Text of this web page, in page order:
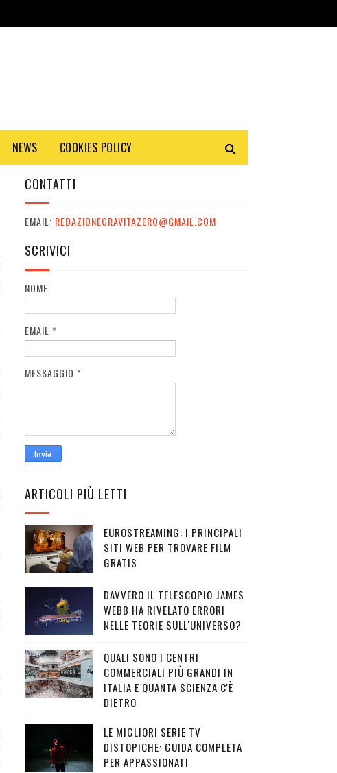
NEWS COOKIES POLICY
CONTATTI
EMAIL: REDAZIONEGRAVITAZERO@GMAIL.COM
SCRIVICI
NOME
EMAIL *
MESSAGGIO *
ARTICOLI PIÙ LETTI
EUROSTREAMING: I PRINCIPALI
SITI WEB PER TROVARE FILM
GRATIS
DAVVERO IL TELESCOPIO JAMES
WEBB HA RIVELATO ERRORI
NELLE TEORIE SULL'UNIVERSO?
QUALI SONO I CENTRI
COMMERCIALI PIÙ GRANDI IN
ITALIA E QUANTA SCIENZA C'È
DIETRO
LE MIGLIORI SERIE TV
DISTOPICHE: GUIDA COMPLETA
PER APPASSIONATI